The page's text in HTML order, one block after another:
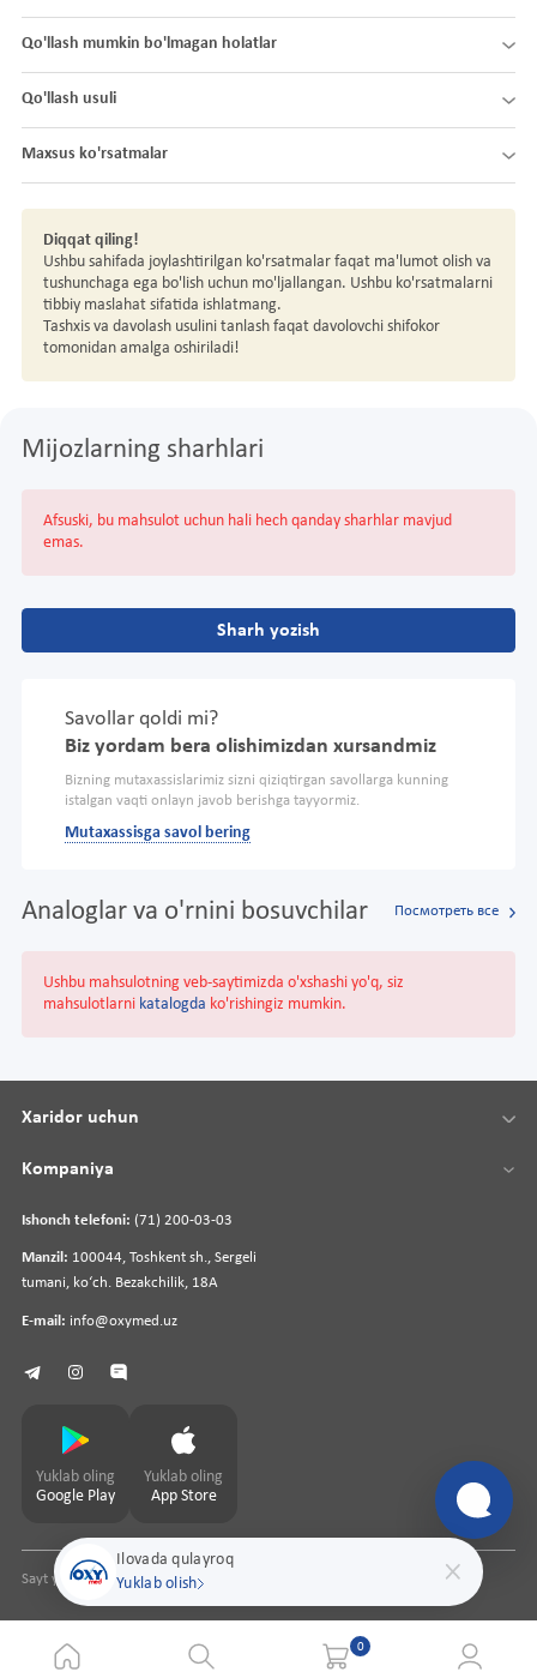
Qo'llash mumkin bo'lmagan holatlar
Qo'llash usuli
Maxsus ko'rsatmalar
Diqqat qiling!
Ushbu sahifada joylashtirilgan ko'rsatmalar faqat ma'lumot olish va
tushunchaga ega bo'lish uchun mo'ljallangan. Ushbu ko'rsatmalarni
tibbiy maslahat sifatida ishlatmang.
Tashxis va davolash usulini tanlash faqat davolovchi shifokor
tomonidan amalga oshiriladi!
Mijozlarning sharhlari
Afsuski, bu mahsulot uchun hali hech qanday sharhlar mavjud
emas.
Sharh yozish
Savollar qoldi mi?
Biz yordam bera olishimizdan xursandmiz
Bizning mutaxassislarimiz sizni qiziqtirgan savollarga kunning
istalgan vaqti onlayn javob berishga tayyormiz.
Mutaxassisga savol bering
Analoglar va o'rnini bosuvchilar Посмотреть все
Ushbu mahsulotning veb-saytimizda o'xshashi yo'q, siz
mahsulotlarni katalogda ko'rishingiz mumkin.
Ilovada qulayroq
Yuklab olish
Ishonch telefoni: (71) 200-03-03
Manzil: 100044, Toshkent sh., Sergeli
tumani, koʻch. Bezakchilik, 18A
E-mail: info@oxymed.uz
Xaridor uchun
Kompaniya
Yuklab oling
Google Play
Yuklab oling
App Store
Sayt yaratuvchipharmit.uz
0